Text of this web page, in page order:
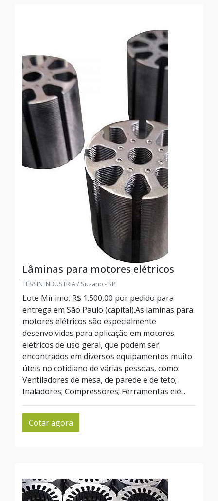
Lâminas para motores elétricos
TESSIN INDUSTRIA / Suzano - SP
Lote Mínimo: R$ 1.500,00 por pedido para
entrega em São Paulo (capital).As laminas para
motores elétricos são especialmente
desenvolvidas para aplicação em motores
elétricos de uso geral, que podem ser
encontrados em diversos equipamentos muito
úteis no cotidiano de várias pessoas, como:
Ventiladores de mesa, de parede e de teto;
Inaladores; Compressores; Ferramentas elé...
Cotar agora